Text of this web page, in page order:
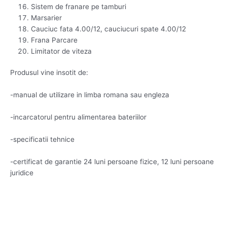
Sistem de franare pe tamburi
Marsarier
Cauciuc fata 4.00/12, cauciucuri spate 4.00/12
Frana Parcare
Limitator de viteza
Produsul vine insotit de:
-manual de utilizare in limba romana sau engleza
-incarcatorul pentru alimentarea bateriilor
-specificatii tehnice
-certificat de garantie 24 luni persoane fizice, 12 luni persoane
juridice